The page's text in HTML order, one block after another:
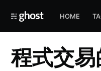
HOME
程式交